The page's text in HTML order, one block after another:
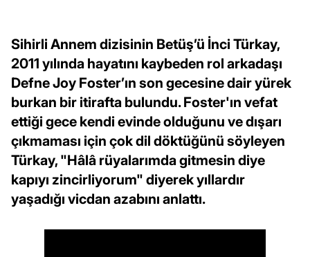
Sihirli Annem dizisinin Betüş’ü İnci Türkay,
2011 yılında hayatını kaybeden rol arkadaşı
Defne Joy Foster’ın son gecesine dair yürek
burkan bir itirafta bulundu. Foster'ın vefat
ettiği gece kendi evinde olduğunu ve dışarı
çıkmaması için çok dil döktüğünü söyleyen
Türkay, "Hâlâ rüyalarımda gitmesin diye
kapıyı zincirliyorum" diyerek yıllardır
yaşadığı vicdan azabını anlattı.